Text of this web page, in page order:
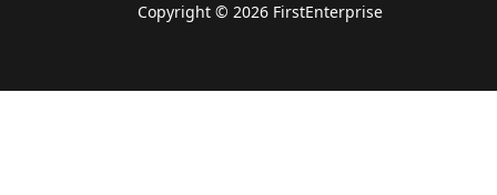
Copyright © 2026 FirstEnterprise